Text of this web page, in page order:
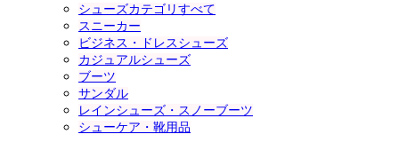
シューズカテゴリすべて
スニーカー
ビジネス・ドレスシューズ
カジュアルシューズ
ブーツ
サンダル
レインシューズ・スノーブーツ
シューケア・靴用品